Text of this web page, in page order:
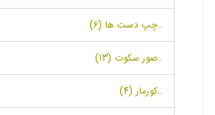
..چپ دست ها (6)
..صور سکوت (13)
..کورمار (4)